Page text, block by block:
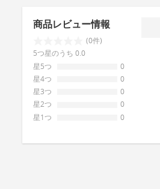
商品レビュー情報
(0件)
5つ星のうち 0.0
星5つ
0
星4つ
0
星3つ
0
星2つ
0
星1つ
0